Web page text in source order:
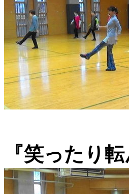
『笑ったり